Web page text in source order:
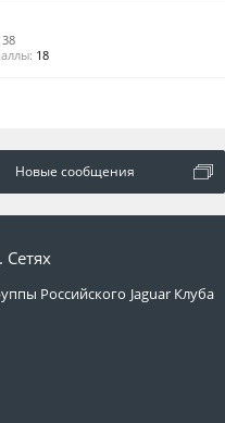
18
Новые сообщения
Сетях
Российского Jaguar Клуба